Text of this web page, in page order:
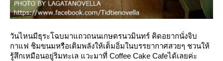
วันไหนมีธุระโฉบมาแถวถนนเกษตรนวมินทร์ คิดอยากนั่งจิบ
กาแฟ ชิมขนมหรือเติมพลังให้เต็มอิ่มในบรรยากาศสวยๆ ชวนให้
รู้สึกเหมือนอยู่ริมทะเล แวะมาที่ Coffee Cake Cafeได้เลยค่ะ